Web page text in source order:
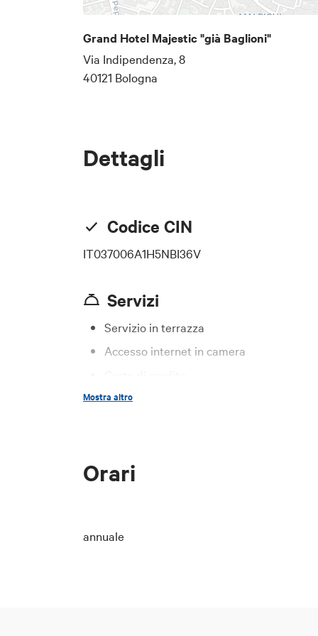
Grand Hotel Majestic "già Baglioni"
Via Indipendenza, 8
40121 Bologna
Dettagli
Codice CIN
IT037006A1H5NBI36V
Servizi
Servizio in terrazza
Accesso internet in camera
Sala Congressi
Sala lettura separata
Asciugacapelli
Mostra altro
Orari
annuale